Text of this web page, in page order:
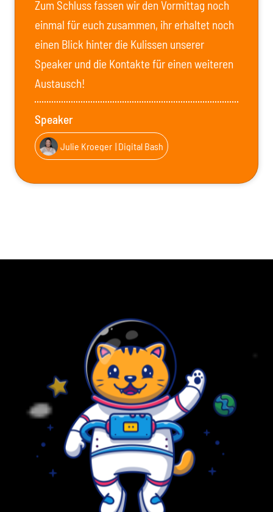
Zum Schluss fassen wir den Vormittag noch
einmal für euch zusammen, ihr erhaltet noch
einen Blick hinter die Kulissen unserer
Speaker und die Kontakte für einen weiteren
Austausch!
Speaker
Julie Kroeger | Digital Bash